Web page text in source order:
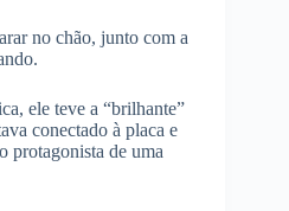
no chão, junto com a
ele teve a “brilhante”
conectado à placa e
protagonista de uma